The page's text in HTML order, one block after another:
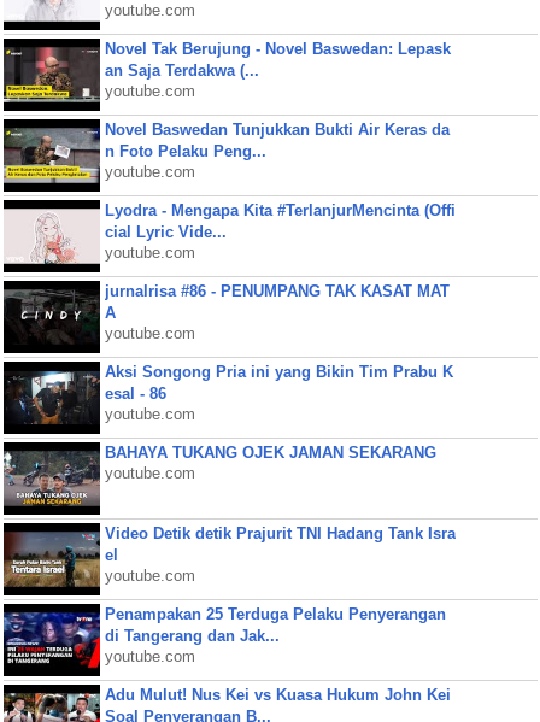
youtube.com
Novel Tak Berujung - Novel Baswedan: Lepask
an Saja Terdakwa (...
youtube.com
Novel Baswedan Tunjukkan Bukti Air Keras da
n Foto Pelaku Peng...
youtube.com
Lyodra - Mengapa Kita #TerlanjurMencinta (Offi
cial Lyric Vide...
youtube.com
jurnalrisa #86 - PENUMPANG TAK KASAT MAT
A
youtube.com
Aksi Songong Pria ini yang Bikin Tim Prabu K
esal - 86
youtube.com
BAHAYA TUKANG OJEK JAMAN SEKARANG
youtube.com
Video Detik detik Prajurit TNI Hadang Tank Isra
el
youtube.com
Penampakan 25 Terduga Pelaku Penyerangan
di Tangerang dan Jak...
youtube.com
Adu Mulut! Nus Kei vs Kuasa Hukum John Kei
Soal Penyerangan B...